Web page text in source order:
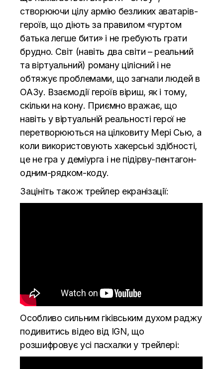
створюючи цілу армію безликих аватарів-
героїв, що діють за правилом «гуртом
батька легше бити» і не гребують грати
брудно. Світ (навіть два світи – реальний
та віртуальний) роману цілісний і не
обтяжує проблемами, що загнали людей в
ОАЗу. Взаємодії героїв віриш, як і тому,
скільки на кону. Приємно вражає, що
навіть у віртуальній реальності герої не
перетворюються на цілковиту Мері Сью, а
коли використовують хакерські здібності,
це не гра у деміурга і не підірву-пентагон-
одним-рядком-коду.
Зацініть також трейлер екранізації:
Особливо сильним гіківським духом раджу
подивитись відео від IGN, що
розшифровує усі пасхалки у трейлері: